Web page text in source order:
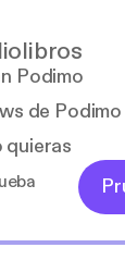
Podimo
de
quieras